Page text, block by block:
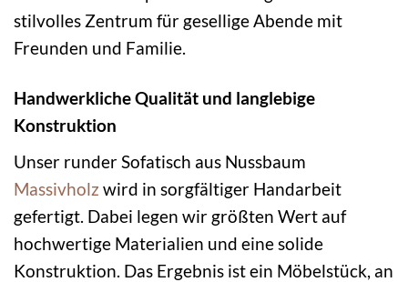
stilvolles Zentrum für gesellige Abende mit
Freunden und Familie.
Handwerkliche Qualität und langlebige
Konstruktion
Unser runder Sofatisch aus Nussbaum
Massivholz wird in sorgfältiger Handarbeit
gefertigt. Dabei legen wir größten Wert auf
hochwertige Materialien und eine solide
Konstruktion. Das Ergebnis ist ein Möbelstück, an